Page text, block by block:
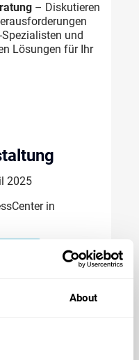
About
– Diskutieren
Lösungen für Ihr
2025
in